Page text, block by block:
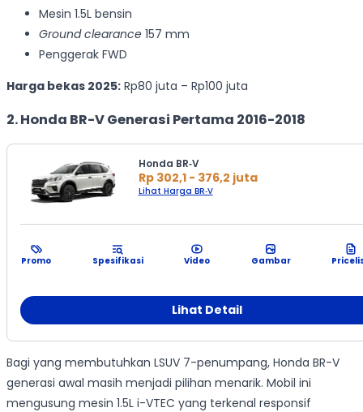
Mesin 1.5L bensin
Ground clearance 157 mm
Penggerak FWD
Harga bekas 2025: Rp80 juta – Rp100 juta
2. Honda BR-V Generasi Pertama 2016-2018
Honda BR‑V
Rp 302,1 - 376,2 juta
Lihat Harga BR‑V
Promo Spesifikasi Video Gambar
Lihat Detail
Bagi yang membutuhkan LSUV 7-penumpang, Honda BR-V
generasi awal masih menjadi pilihan menarik. Mobil ini
mengusung mesin 1.5L i-VTEC yang terkenal responsif